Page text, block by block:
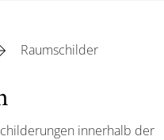
Raumschilder
innerhalb der